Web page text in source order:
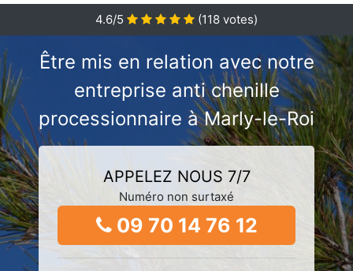
4.6/5
(118 votes)
Être mis en relation avec notre
entreprise anti chenille
processionnaire à Marly-le-Roi
APPELEZ NOUS 7/7
Numéro non surtaxé
09 70 14 76 12